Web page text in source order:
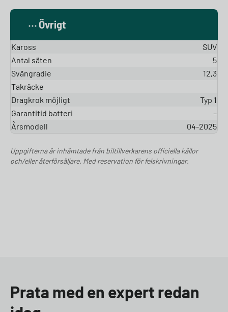
Övrigt
Kaross
SUV
Antal säten
5
Svängradie
12,3
Takräcke
Dragkrok möjligt
Typ 1
Garantitid batteri
–
Årsmodell
04-2025
Uppgifterna är inhämtade från biltillverkarens officiella källor
och/eller återförsäljare. Med reservation för felskrivningar.
Prata med en expert redan